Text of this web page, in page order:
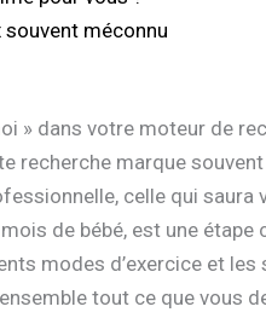
méconnu
» dans votre moteur de
recherche marque
celle qui saura
de bébé, est une étape
modes d’exercice et
tout ce que vous